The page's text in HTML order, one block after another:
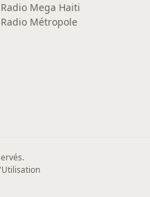
Radio Mega Haiti
Radio Métropole